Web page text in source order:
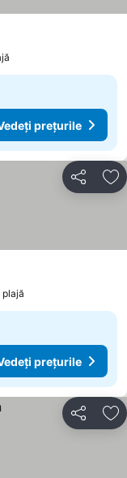
prețurile
Distribuiți
plajă
prețurile
Distribuiți